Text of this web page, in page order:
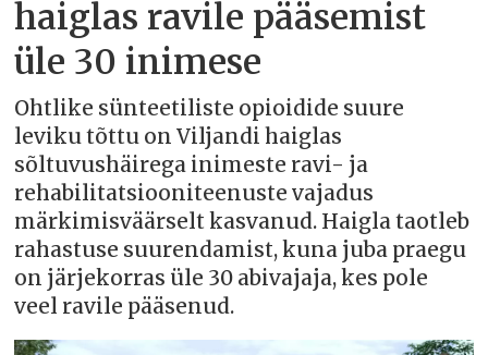
haiglas ravile pääsemist
üle 30 inimese
Ohtlike sünteetiliste opioidide suure
leviku tõttu on Viljandi haiglas
sõltuvushäirega inimeste ravi- ja
rehabilitatsiooniteenuste vajadus
märkimisväärselt kasvanud. Haigla taotleb
rahastuse suurendamist, kuna juba praegu
on järjekorras üle 30 abivajaja, kes pole
veel ravile pääsenud.